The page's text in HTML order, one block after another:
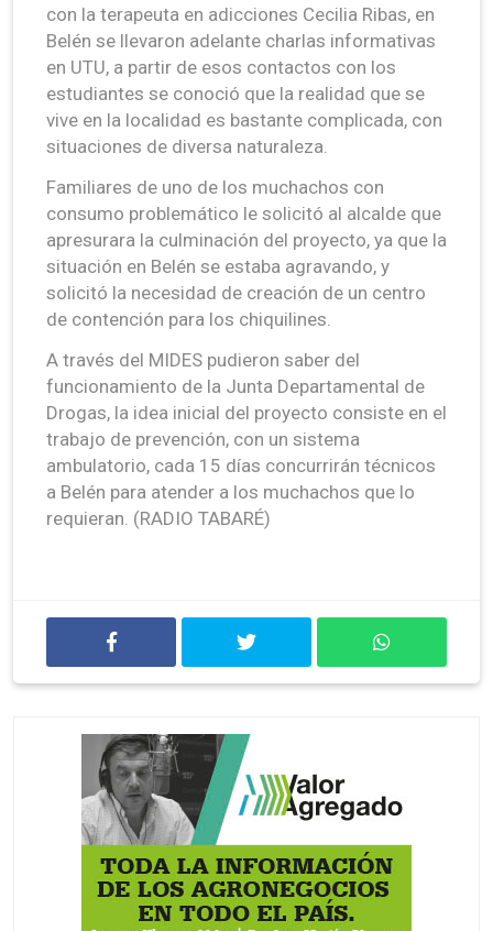
con la terapeuta en adicciones Cecilia Ribas, en
Belén se llevaron adelante charlas informativas
en UTU, a partir de esos contactos con los
estudiantes se conoció que la realidad que se
vive en la localidad es bastante complicada, con
situaciones de diversa naturaleza.
Familiares de uno de los muchachos con
consumo problemático le solicitó al alcalde que
apresurara la culminación del proyecto, ya que la
situación en Belén se estaba agravando, y
solicitó la necesidad de creación de un centro
de contención para los chiquilines.
A través del MIDES pudieron saber del
funcionamiento de la Junta Departamental de
Drogas, la idea inicial del proyecto consiste en el
trabajo de prevención, con un sistema
ambulatorio, cada 15 días concurrirán técnicos
a Belén para atender a los muchachos que lo
requieran. (RADIO TABARÉ)